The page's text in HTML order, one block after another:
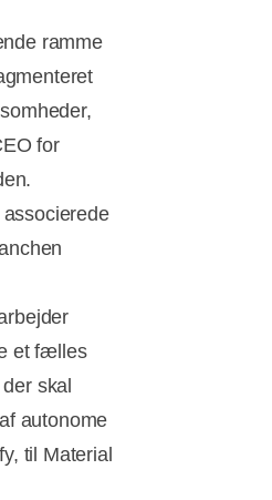
ramme
for
et fælles
skal
autonome
til Material